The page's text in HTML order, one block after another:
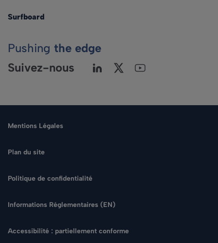
Rechercher
Surfboard
Pushing the edge
Suivez-nous
Mentions Légales
Plan du site
Politique de confidentialité
Informations Réglementaires (EN)
Accessibilité : partiellement conforme